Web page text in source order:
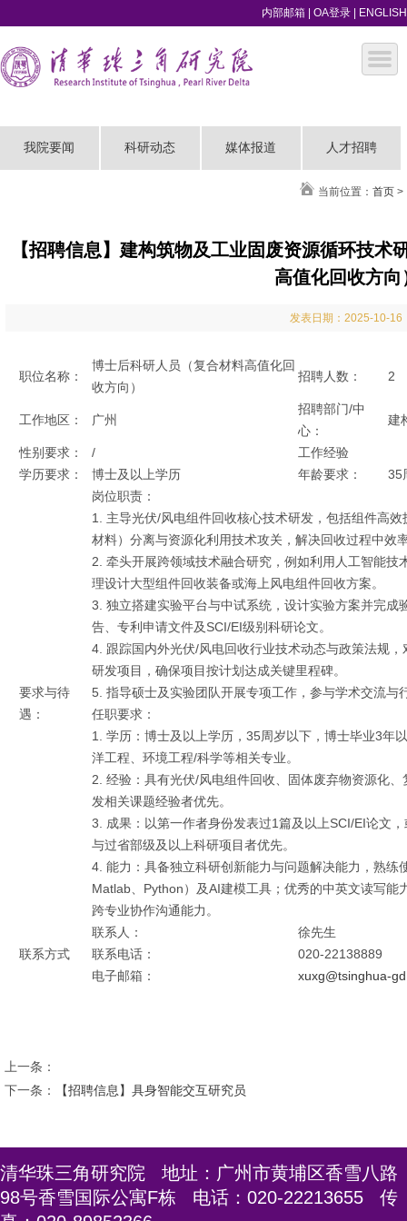
内部邮箱 OA登录 ENGLISH
我院要闻 科研动态 媒体报道 人才招聘
当前位置： 首页>
【招聘信息】建构筑物及工业固废资源循环技
高值化回收方向
发表日期：2025-10-16
职位名称：
博士后科研人员（复合材料高值化回
收方向）
招聘人数： 2
工作地区： 广州
招聘部门/中
心：
建
性别要求： /
工作经验
学历要求：
博士及以上学历 年龄要求： 35
要求与待
遇：
岗位职责：
1. 主导光伏/风电组件回收核心技术研发，包括组件高
材料）分离与资源化利用技术攻关，解决回收过程中效
2. 牵头开展跨领域技术融合研究，例如利用人工智能
理设计大型组件回收装备或海上风电组件回收方案。
3. 独立搭建实验平台与中试系统，设计实验方案并完成
告、专利申请文件及SCI/EI级别科研论文。
4. 跟踪国内外光伏/风电回收行业技术动态与政策法规
研发项目，确保项目按计划达成关键里程碑。
5. 指导硕士及实验团队开展专项工作，参与学术交流与
任职要求：
1. 学历：博士及以上学历，35周岁以下，博士毕业3年
洋工程、环境工程/科学等相关专业。
2. 经验：具有光伏/风电组件回收、固体废弃物资源化
发相关课题经验者优先。
3. 成果：以第一作者身份发表过1篇及以上SCI/EI论文
与过省部级及以上科研项目者优先。
4. 能力：具备独立科研创新能力与问题解决能力，熟
Matlab、Python）及AI建模工具；优秀的中英文读写
跨专业协作沟通能力。
联系方式
联系人：
徐先生
联系电话：
020-22138889
电子邮箱：
xuxg@tsinghua-
上一条：
下一条：
【招聘信息】具身智能交互研究员
清华珠三角研究院 地址：广州市黄埔区香雪八路
98号香雪国际公寓F栋 电话：020-22213655 传